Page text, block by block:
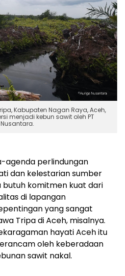
Kabupaten Nagan Raya, Aceh,
menjadi kebun sawit oleh PT
agenda perlindungan
dan kelestarian sumber
butuh komitmen kuat dari
di lapangan
yang sangat
Tripa di Aceh, misalnya.
hayati Aceh itu
oleh keberadaan
sawit nakal.